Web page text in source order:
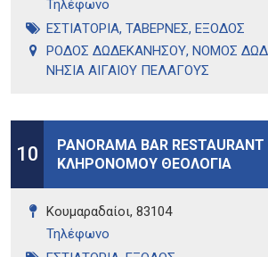
Τηλέφωνo
ΕΣΤΙΑΤΟΡΙΑ, ΤΑΒΕΡΝΕΣ, ΕΞΟΔΟΣ
ΡΟΔΟΣ ΔΩΔΕΚΑΝΗΣΟΥ, ΝΟΜΟΣ
ΝΗΣΙΑ ΑΙΓΑΙΟΥ ΠΕΛΑΓΟΥΣ
10
PANORAMA BAR RESTAURANT
ΚΛΗΡΟΝΟΜΟΥ ΘΕΟΛΟΓΙΑ
Κουμαραδαίοι, 83104
Τηλέφωνo